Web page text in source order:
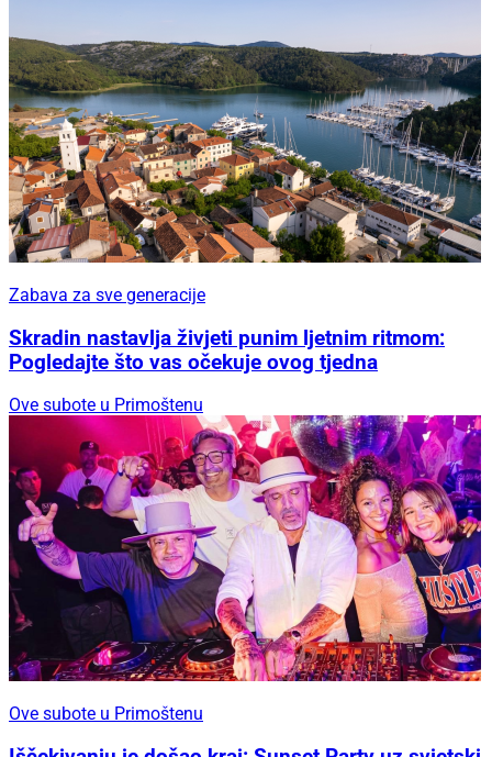
Zabava za sve generacije
Skradin nastavlja živjeti punim ljetnim ritmom:
Pogledajte što vas očekuje ovog tjedna
Ove subote u Primoštenu
Ove subote u Primoštenu